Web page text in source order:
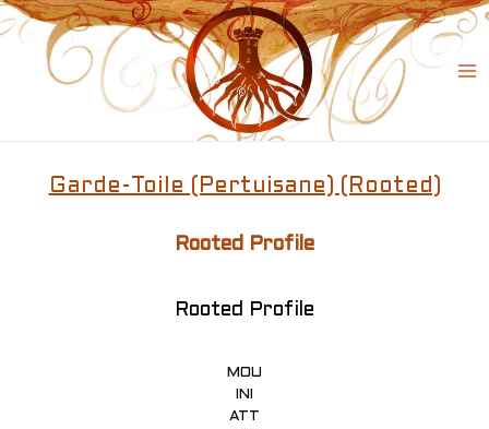
Skip
to
content
Garde-Toile (Pertuisane) (Rooted)
Rooted Profile
Rooted Profile
MOU
INI
ATT